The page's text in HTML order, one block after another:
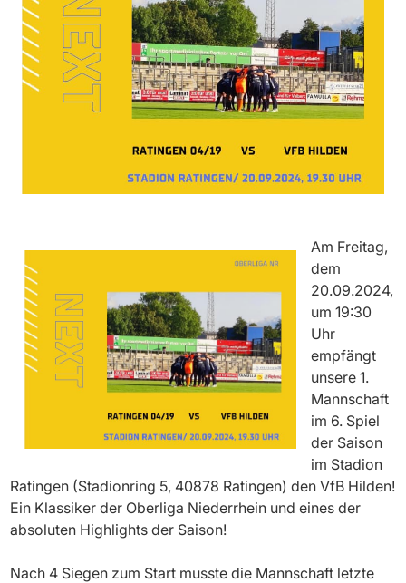
Am Freitag,
dem
20.09.2024,
um 19:30
Uhr
empfängt
unsere 1.
Mannschaft
im 6. Spiel
der Saison
im Stadion
Ratingen (Stadionring 5, 40878 Ratingen) den VfB Hilden!
Ein Klassiker der Oberliga Niederrhein und eines der
absoluten Highlights der Saison!
Nach 4 Siegen zum Start musste die Mannschaft letzte